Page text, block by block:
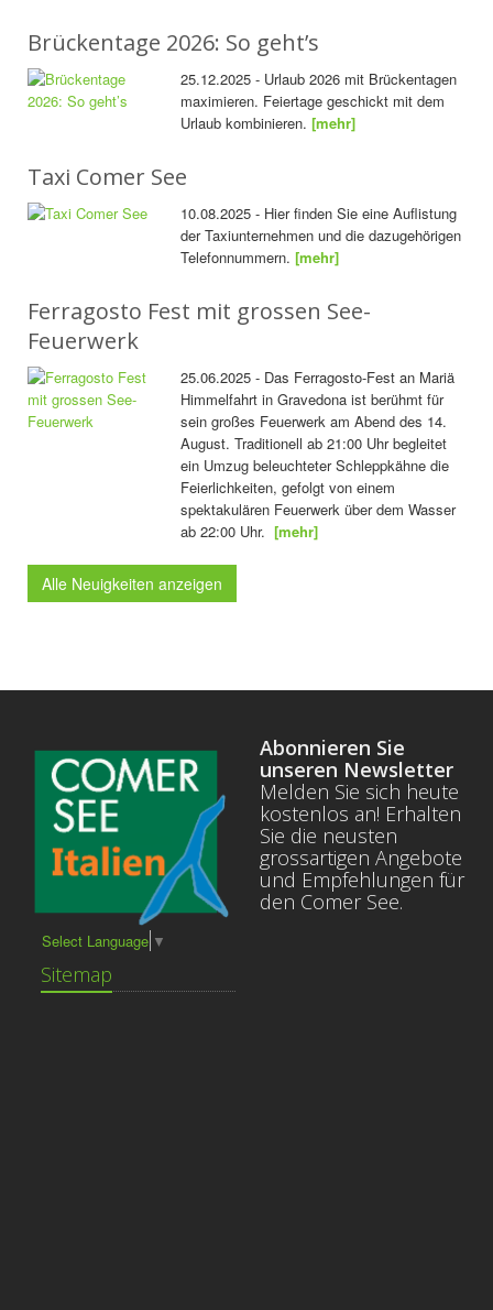
Brückentage 2026: So geht’s
25.12.2025 - Urlaub 2026 mit Brückentagen
maximieren. Feiertage geschickt mit dem
Urlaub kombinieren.[mehr]
Taxi Comer See
10.08.2025 - Hier finden Sie eine Auflistung
der Taxiunternehmen und die dazugehörigen
Telefonnummern.[mehr]
Ferragosto Fest mit grossen See-
Feuerwerk
25.06.2025 - Das Ferragosto-Fest an Mariä
Himmelfahrt in Gravedona ist berühmt für
sein großes Feuerwerk am Abend des 14.
August. Traditionell ab 21:00 Uhr begleitet
ein Umzug beleuchteter Schleppkähne die
Feierlichkeiten, gefolgt von einem
spektakulären Feuerwerk über dem Wasser
ab 22:00 Uhr.[mehr]
Alle Neuigkeiten anzeigen
Select Language ▼
Sitemap
Abonnieren Sie
unseren Newsletter
Melden Sie sich heute
kostenlos an! Erhalten
Sie die neusten
grossartigen Angebote
und Empfehlungen für
den Comer See.